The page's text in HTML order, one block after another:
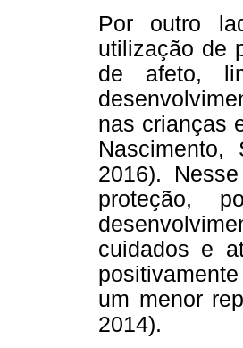
Por outro
utilização de
de afeto,
nas crianças
2016).
proteção,
cuidados e
um menor
2014).